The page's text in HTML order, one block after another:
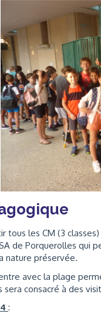
tous les CM (3
de Porquerolles qui
nature préservée.
avec la plage
consacré à des
: